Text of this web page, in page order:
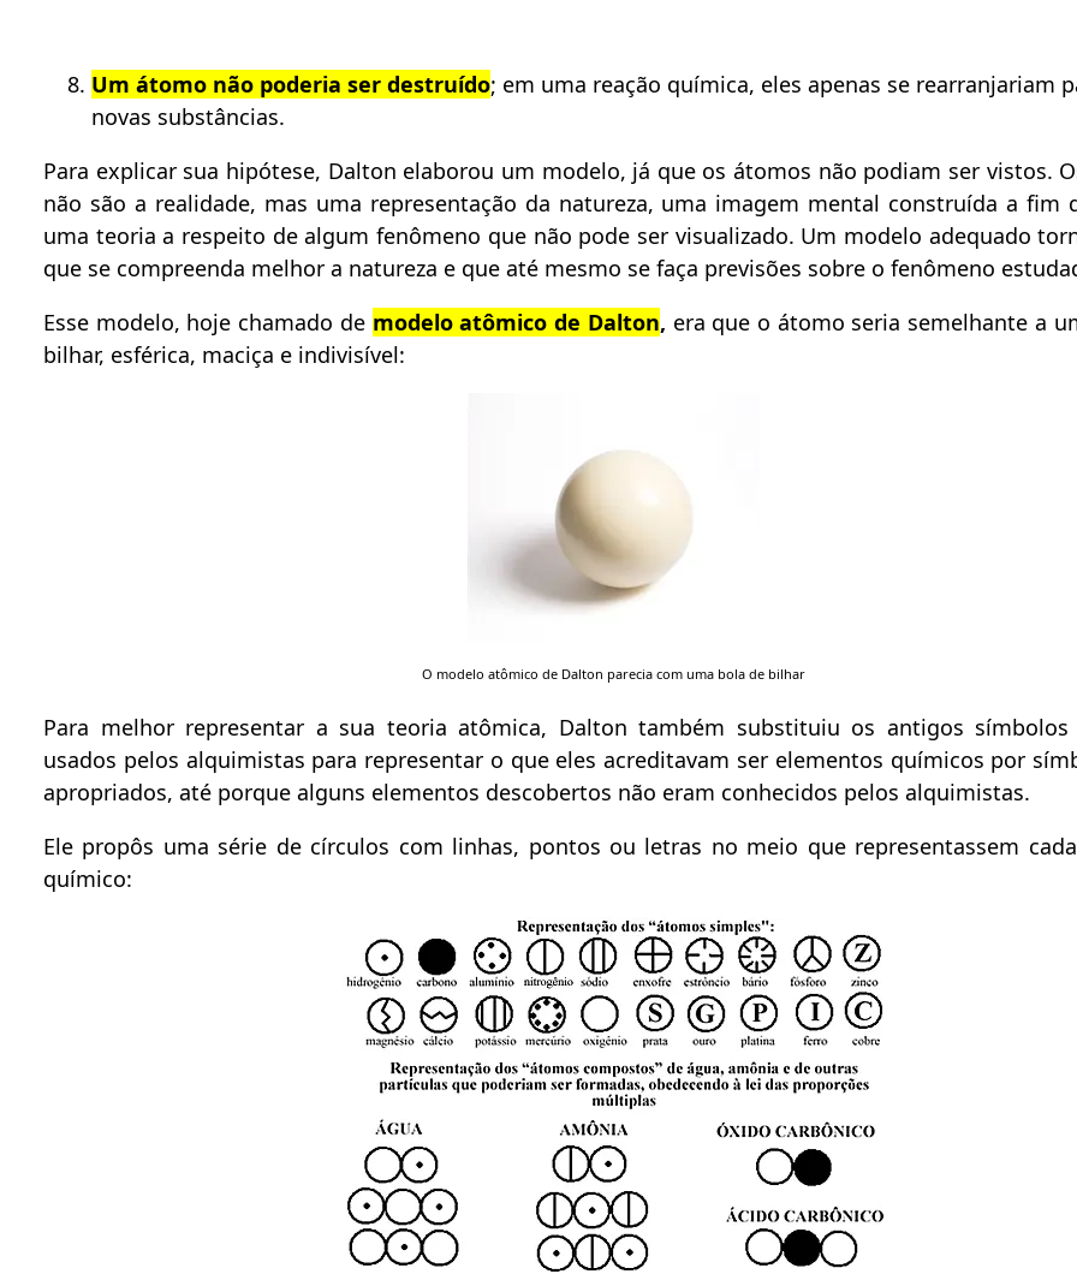
Um átomo não poderia ser destruído; em uma reação química, eles apenas se rearranjariam
novas substâncias.
Para explicar sua hipótese, Dalton elaborou um modelo, já que os átomos não podiam ser vistos.
não são a realidade, mas uma representação da natureza, uma imagem mental construída a fim
uma teoria a respeito de algum fenômeno que não pode ser visualizado. Um modelo adequado
que se compreenda melhor a natureza e que até mesmo se faça previsões sobre o fenômeno
Esse modelo, hoje chamado de modelo atômico de Dalton, era que o átomo seria semelhante a
bilhar, esférica, maciça e indivisível:
O modelo atômico de Dalton parecia com uma bola de bilhar
Para melhor representar a sua teoria atômica, Dalton também substituiu os antigos símbolos
usados pelos alquimistas para representar o que eles acreditavam ser elementos químicos por
apropriados, até porque alguns elementos descobertos não eram conhecidos pelos alquimistas.
Ele propôs uma série de círculos com linhas, pontos ou letras no meio que representassem
químico: